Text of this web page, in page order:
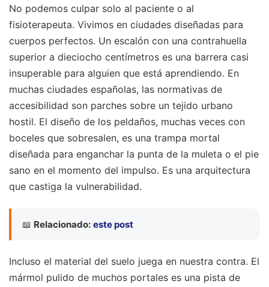
No podemos culpar solo al paciente o al
fisioterapeuta. Vivimos en ciudades diseñadas para
cuerpos perfectos. Un escalón con una contrahuella
superior a dieciocho centímetros es una barrera casi
insuperable para alguien que está aprendiendo. En
muchas ciudades españolas, las normativas de
accesibilidad son parches sobre un tejido urbano
hostil. El diseño de los peldaños, muchas veces con
boceles que sobresalen, es una trampa mortal
diseñada para enganchar la punta de la muleta o el pie
sano en el momento del impulso. Es una arquitectura
que castiga la vulnerabilidad.
📖 Relacionado: este post
Incluso el material del suelo juega en nuestra contra. El
mármol pulido de muchos portales es una pista de